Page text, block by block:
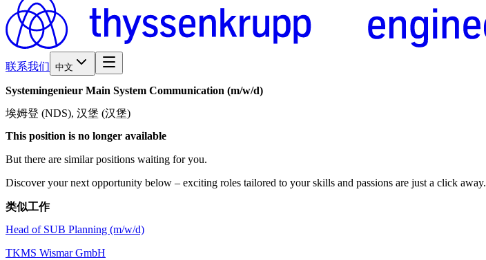
联系我们 中文
Systemingenieur Main System Communication (m/w/d)
埃姆登 (NDS), 汉堡 (汉堡)
This position is no longer available
But there are similar positions waiting for you.
Discover your next opportunity below – exciting roles tailored to your skills and passions are just a click away.
类似工作
Head of SUB Planning (m/w/d)
TKMS Wismar GmbH